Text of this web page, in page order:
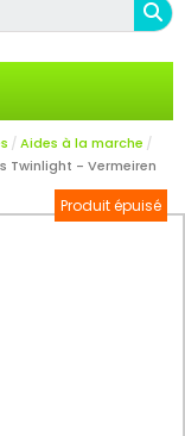
Aides à la marche
Twinlight - Vermeiren
Produit épuisé